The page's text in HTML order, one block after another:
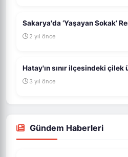
Sakarya'da ‘Yaşayan Sokak’
2 yıl önce
Hatay'ın sınır ilçesindeki
3 yıl önce
Gündem Haberleri